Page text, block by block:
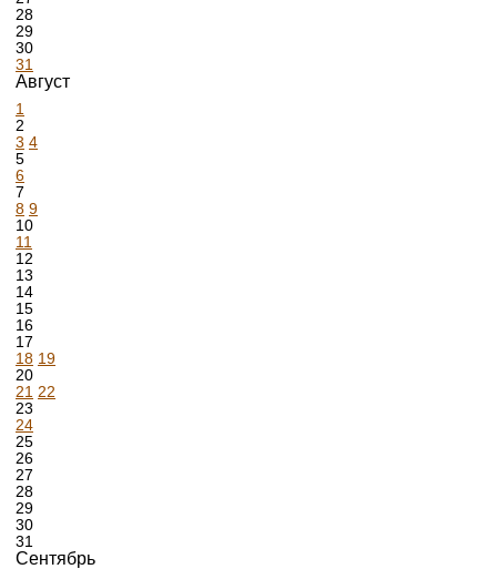
28
29
30
31
Август
1
2
3 4
5
6
7
8 9
10
11
12
13
14
15
16
17
18 19
20
21 22
23
24
25
26
27
28
29
30
31
Сентябрь